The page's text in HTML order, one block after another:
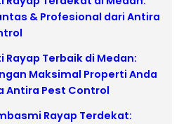
& Profesional dari Antira
Rayap Terbaik di Medan:
Maksimal Properti Anda
Antira Pest Control
Rayap Terdekat: